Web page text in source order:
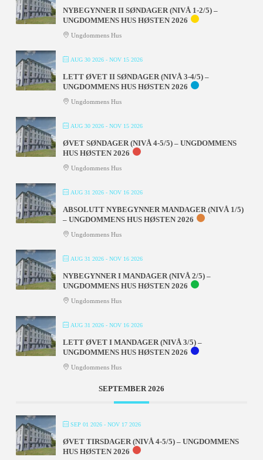
NYBEGYNNER II SØNDAGER (NIVÅ 1-2/5) –
UNGDOMMENS HUS HØSTEN 2026
Ungdommens Hus
AUG 30 2026- NOV 15 2026
LETT ØVET II SØNDAGER (NIVÅ 3-4/5) –
UNGDOMMENS HUS HØSTEN 2026
Ungdommens Hus
AUG 30 2026- NOV 15 2026
ØVET SØNDAGER (NIVÅ 4-5/5) – UNGDOMMENS
HUS HØSTEN 2026
Ungdommens Hus
AUG 31 2026- NOV 16 2026
ABSOLUTT NYBEGYNNER MANDAGER (NIVÅ 1/5)
– UNGDOMMENS HUS HØSTEN 2026
Ungdommens Hus
AUG 31 2026- NOV 16 2026
NYBEGYNNER I MANDAGER (NIVÅ 2/5) –
UNGDOMMENS HUS HØSTEN 2026
Ungdommens Hus
AUG 31 2026- NOV 16 2026
LETT ØVET I MANDAGER (NIVÅ 3/5) –
UNGDOMMENS HUS HØSTEN 2026
Ungdommens Hus
SEPTEMBER 2026
SEP 01 2026- NOV 17 2026
ØVET TIRSDAGER (NIVÅ 4-5/5) – UNGDOMMENS
HUS HØSTEN 2026